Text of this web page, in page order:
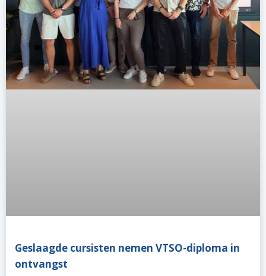
Geslaagde cursisten nemen VTSO-diploma in
ontvangst